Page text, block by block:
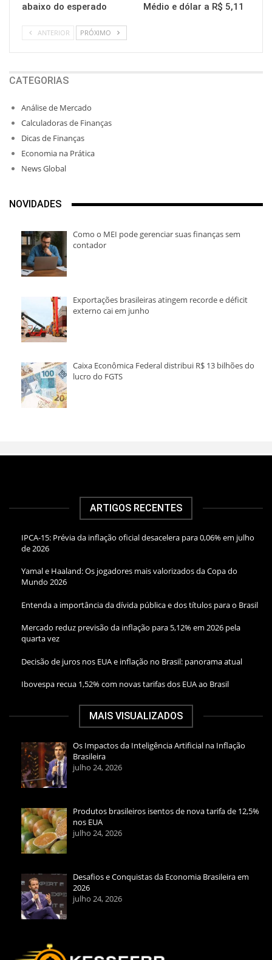
abaixo do esperado
Médio e dólar a R$ 5,11
ANTERIOR PRÓXIMO
CATEGORIAS
Análise de Mercado
Calculadoras de Finanças
Dicas de Finanças
Economia na Prática
News Global
NOVIDADES
Como o MEI pode gerenciar suas finanças sem
contador
Exportações brasileiras atingem recorde e déficit
externo cai em junho
Caixa Econômica Federal distribui R$ 13 bilhões do
lucro do FGTS
ARTIGOS RECENTES
IPCA-15: Prévia da inflação oficial desacelera para 0,06% em julho
de 2026
Yamal e Haaland: Os jogadores mais valorizados da Copa do
Mundo 2026
Entenda a importância da dívida pública e dos títulos para o Brasil
Mercado reduz previsão da inflação para 5,12% em 2026 pela
quarta vez
Decisão de juros nos EUA e inflação no Brasil: panorama atual
Ibovespa recua 1,52% com novas tarifas dos EUA ao Brasil
MAIS VISUALIZADOS
Os Impactos da Inteligência Artificial na Inflação
Brasileira
julho 24, 2026
Produtos brasileiros isentos de nova tarifa de 12,5%
nos EUA
julho 24, 2026
Desafios e Conquistas da Economia Brasileira em
2026
julho 24, 2026